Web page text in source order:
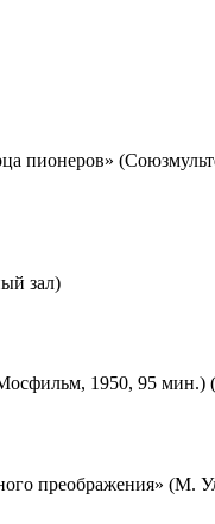
зал)
1950, 95 мин.)
преображения» (М.